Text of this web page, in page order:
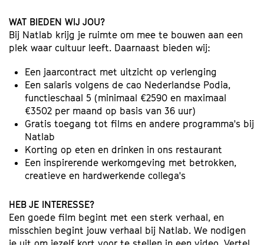
WAT BIEDEN WIJ JOU?
Bij Natlab krijg je ruimte om mee te bouwen aan een
plek waar cultuur leeft. Daarnaast bieden wij:
Een jaarcontract met uitzicht op verlenging
Een salaris volgens de cao Nederlandse Podia,
functieschaal 5 (minimaal €2590 en maximaal
€3502 per maand op basis van 36 uur)
Gratis toegang tot films en andere programma's bij
Natlab
Korting op eten en drinken in ons restaurant
Een inspirerende werkomgeving met betrokken,
creatieve en hardwerkende collega's
HEB JE INTERESSE?
Een goede film begint met een sterk verhaal, en
misschien begint jouw verhaal bij Natlab. We nodigen